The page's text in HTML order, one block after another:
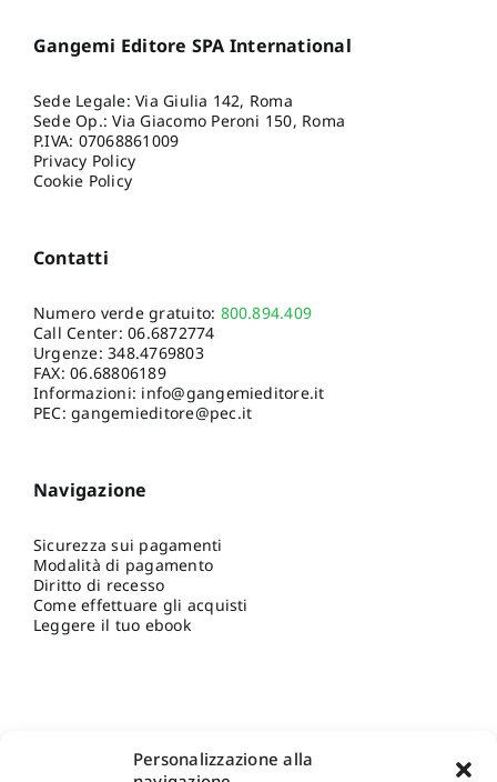
Personalizzazione alla
Gangemi Editore SPA International
Sede Legale: Via Giulia 142, Roma
Sede Op.: Via Giacomo Peroni 150, Roma
P.IVA: 07068861009
Privacy Policy
Cookie Policy
Contatti
Numero verde gratuito: 800.894.409
Call Center:06.6872774
Urgenze:348.4769803
FAX: 06.68806189
Informazioni: info@gangemieditore.it
PEC: gangemieditore@pec.it
Navigazione
Sicurezza sui pagamenti
Modalità di pagamento
Diritto di recesso
Come effettuare gli acquisti
Leggere il tuo ebook